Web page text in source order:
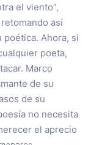
el viento”,
así
Ahora, si
poeta,
Marco
de su
de su
no necesita
el aprecio